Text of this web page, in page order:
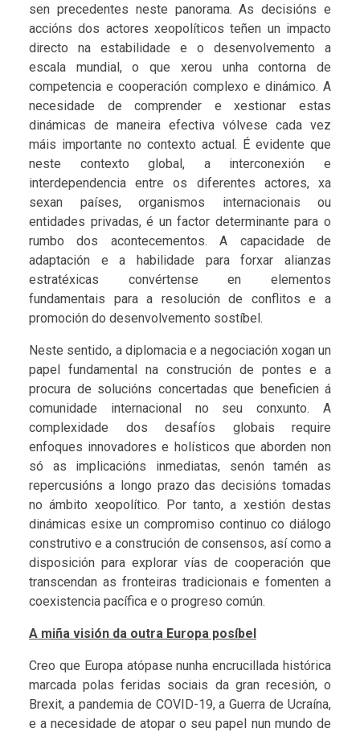
sen precedentes neste panorama. As decisións e
accións dos actores xeopolíticos teñen un impacto
directo na estabilidade e o desenvolvemento a
escala mundial, o que xerou unha contorna de
competencia e cooperación complexo e dinámico. A
necesidade de comprender e xestionar estas
dinámicas de maneira efectiva vólvese cada vez
máis importante no contexto actual. É evidente que
neste contexto global, a interconexión e
interdependencia entre os diferentes actores, xa
sexan países, organismos internacionais ou
entidades privadas, é un factor determinante para o
rumbo dos acontecementos. A capacidade de
adaptación e a habilidade para forxar alianzas
estratéxicas convértense en elementos
fundamentais para a resolución de conflitos e a
promoción do desenvolvemento sostíbel.
Neste sentido, a diplomacia e a negociación xogan un
papel fundamental na construción de pontes e a
procura de solucións concertadas que beneficien á
comunidade internacional no seu conxunto. A
complexidade dos desafíos globais require
enfoques innovadores e holísticos que aborden non
só as implicacións inmediatas, senón tamén as
repercusións a longo prazo das decisións tomadas
no ámbito xeopolítico. Por tanto, a xestión destas
dinámicas esixe un compromiso continuo co diálogo
construtivo e a construción de consensos, así como a
disposición para explorar vías de cooperación que
transcendan as fronteiras tradicionais e fomenten a
coexistencia pacífica e o progreso común.
A miña visión da outra Europa posíbel
Creo que Europa atópase nunha encrucillada histórica
marcada polas feridas sociais da gran recesión, o
Brexit, a pandemia de COVID-19, a Guerra de Ucraína,
e a necesidade de atopar o seu papel nun mundo de